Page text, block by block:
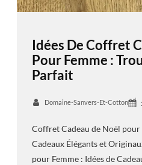
Idées De Coffret
Pour Femme :
Parfait
Domaine-Sanvers-Et-Cotton
Coffret Cadeau de Noël pour
Cadeaux Élégants et
pour Femme : Idées de